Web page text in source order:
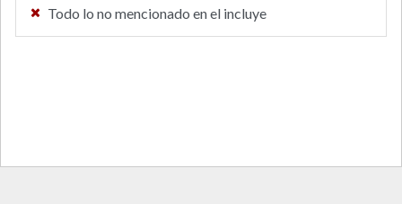
Todo lo no mencionado en el incluye